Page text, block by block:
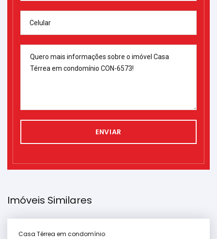
Celular
ENVIAR
Imóveis Similares
Casa Térrea em condomínio